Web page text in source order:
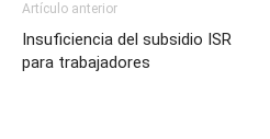
Artículo anterior
Insuficiencia del subsidio ISR
para trabajadores